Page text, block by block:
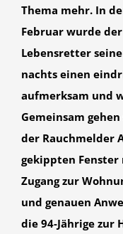
Thema mehr. In
Februar wurde
Lebensretter
nachts einen
aufmerksam und
Gemeinsam
der Rauchmelder
gekippten Fenster
Zugang zur
und genauen
die 94-Jährige zur